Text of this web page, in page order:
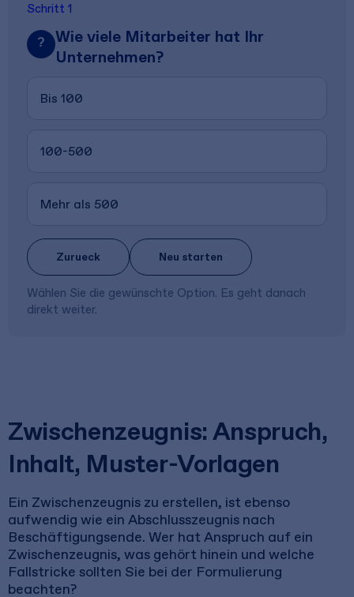
Schritt 1
?
Wie viele Mitarbeiter hat Ihr
Unternehmen?
Bis 100
100-500
Mehr als 500
Zurueck Neu starten
Wählen Sie die gewünschte Option. Es geht danach
direkt weiter.
Zwischenzeugnis: Anspruch,
Inhalt, Muster-Vorlagen
Ein Zwischenzeugnis zu erstellen, ist ebenso
aufwendig wie ein Abschlusszeugnis nach
Beschäftigungsende. Wer hat Anspruch auf ein
Zwischenzeugnis, was gehört hinein und welche
Fallstricke sollten Sie bei der Formulierung
beachten?